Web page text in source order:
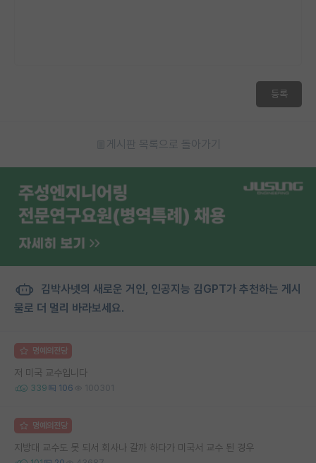
등록
게시판 목록으로 돌아가기
김박사넷의 새로운 거인, 인공지능 김GPT가 추천하는 게시
물로 더 멀리 바라보세요.
명예의전당
저 미국 교수입니다
339 106 100301
명예의전당
지방대 교수도 못 되서 회사나 갈까 하다가 미국서 교수 된 경우